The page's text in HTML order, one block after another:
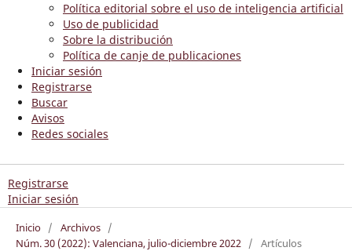
Política editorial sobre el uso de inteligencia artificial
Uso de publicidad
Sobre la distribución
Política de canje de publicaciones
Iniciar sesión
Registrarse
Buscar
Avisos
Redes sociales
Registrarse
Iniciar sesión
Inicio / Archivos /
Núm. 30 (2022): Valenciana, julio-diciembre 2022 / Artículos